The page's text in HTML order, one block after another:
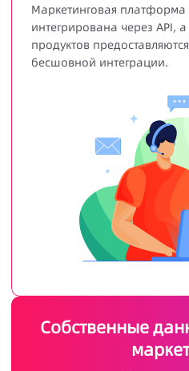
Маркетинговая
интегрирована через API,
продуктов
бесшовной интеграции.
Собственные